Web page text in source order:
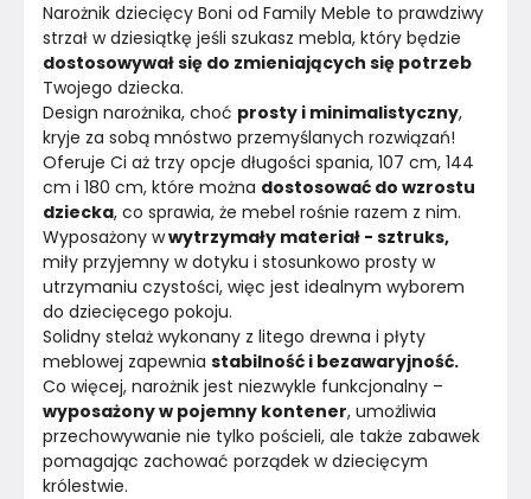
Narożnik dziecięcy Boni od Family Meble to prawdziwy
strzał w dziesiątkę jeśli szukasz mebla, który będzie
dostosowywał się do zmieniających się potrzeb
Twojego dziecka.
Design narożnika, choć prosty i minimalistyczny,
kryje za sobą mnóstwo przemyślanych rozwiązań!
Oferuje Ci aż trzy opcje długości spania, 107 cm, 144
cm i 180 cm, które można dostosować do wzrostu
dziecka, co sprawia, że mebel rośnie razem z nim.
Wyposażony w wytrzymały materiał - sztruks,
miły przyjemny w dotyku i stosunkowo prosty w
utrzymaniu czystości, więc jest idealnym wyborem
do dziecięcego pokoju.
Solidny stelaż wykonany z litego drewna i płyty
meblowej zapewnia stabilność i bezawaryjność.
Co więcej, narożnik jest niezwykle funkcjonalny –
wyposażony w pojemny kontener, umożliwia
przechowywanie nie tylko pościeli, ale także zabawek
pomagając zachować porządek w dziecięcym
królestwie.